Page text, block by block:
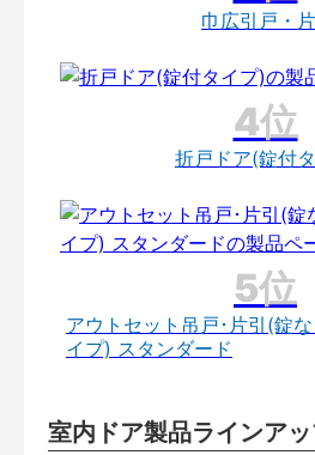
巾広引戸・
折戸ドア(錠付
アウトセット吊戸･片引(錠
イプ) スタンダード
室内ドア製品ラインア